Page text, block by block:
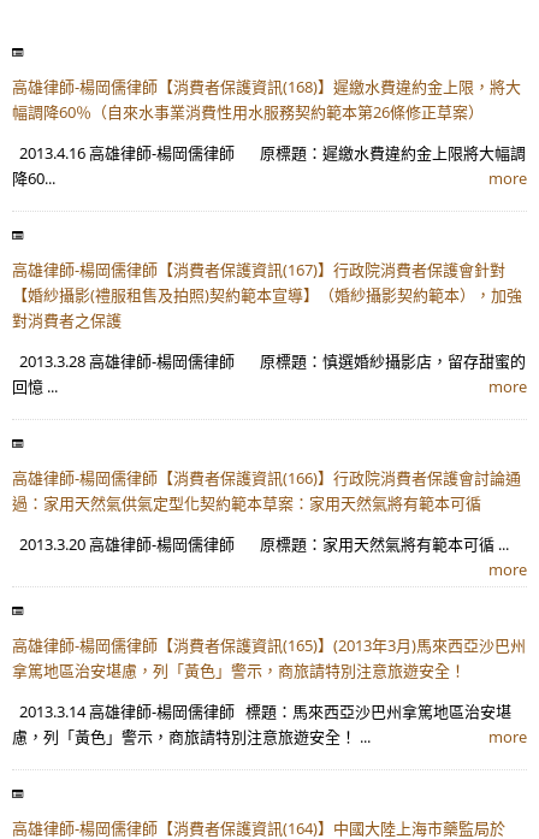
高雄律師-楊岡儒律師【消費者保護資訊(168)】遲繳水費違約金上限，將大
幅調降60％（自來水事業消費性用水服務契約範本第26條修正草案）
2013.4.16 高雄律師-楊岡儒律師 原標題：遲繳水費違約金上限將大幅調
降60...
more
高雄律師-楊岡儒律師【消費者保護資訊(167)】行政院消費者保護會針對
【婚紗攝影(禮服租售及拍照)契約範本宣導】（婚紗攝影契約範本），加強
對消費者之保護
2013.3.28 高雄律師-楊岡儒律師 原標題：慎選婚紗攝影店，留存甜蜜的
回憶 ...
more
高雄律師-楊岡儒律師【消費者保護資訊(166)】行政院消費者保護會討論通
過：家用天然氣供氣定型化契約範本草案：家用天然氣將有範本可循
2013.3.20 高雄律師-楊岡儒律師 原標題：家用天然氣將有範本可循 ...
more
高雄律師-楊岡儒律師【消費者保護資訊(165)】(2013年3月)馬來西亞沙巴州
拿篤地區治安堪慮，列「黃色」警示，商旅請特別注意旅遊安全！
2013.3.14 高雄律師-楊岡儒律師 標題：馬來西亞沙巴州拿篤地區治安堪
慮，列「黃色」警示，商旅請特別注意旅遊安全！ ...
more
高雄律師-楊岡儒律師【消費者保護資訊(164)】中國大陸上海市藥監局於